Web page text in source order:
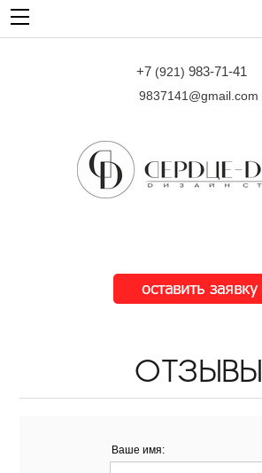
+7 (921) 983-71-41
9837141@gmail.com
ОТЗЫВЫ
Ваше имя: